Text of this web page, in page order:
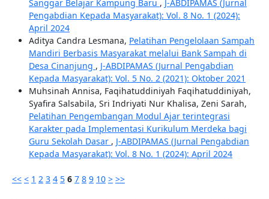
Sanggar Belajar Kampung Baru , J-ABDIPAMAS (Jurnal
Pengabdian Kepada Masyarakat): Vol. 8 No. 1 (2024):
April 2024
Aditya Candra Lesmana, Pelatihan Pengelolaan Sampah
Mandiri Berbasis Masyarakat melalui Bank Sampah di
Desa Cinanjung , J-ABDIPAMAS (Jurnal Pengabdian
Kepada Masyarakat): Vol. 5 No. 2 (2021): Oktober 2021
Muhsinah Annisa, Faqihatuddiniyah Faqihatuddiniyah,
Syafira Salsabila, Sri Indriyati Nur Khalisa, Zeni Sarah,
Pelatihan Pengembangan Modul Ajar terintegrasi
Karakter pada Implementasi Kurikulum Merdeka bagi
Guru Sekolah Dasar , J-ABDIPAMAS (Jurnal Pengabdian
Kepada Masyarakat): Vol. 8 No. 1 (2024): April 2024
<< < 1 2 3 4 5 6 7 8 9 10 > >>